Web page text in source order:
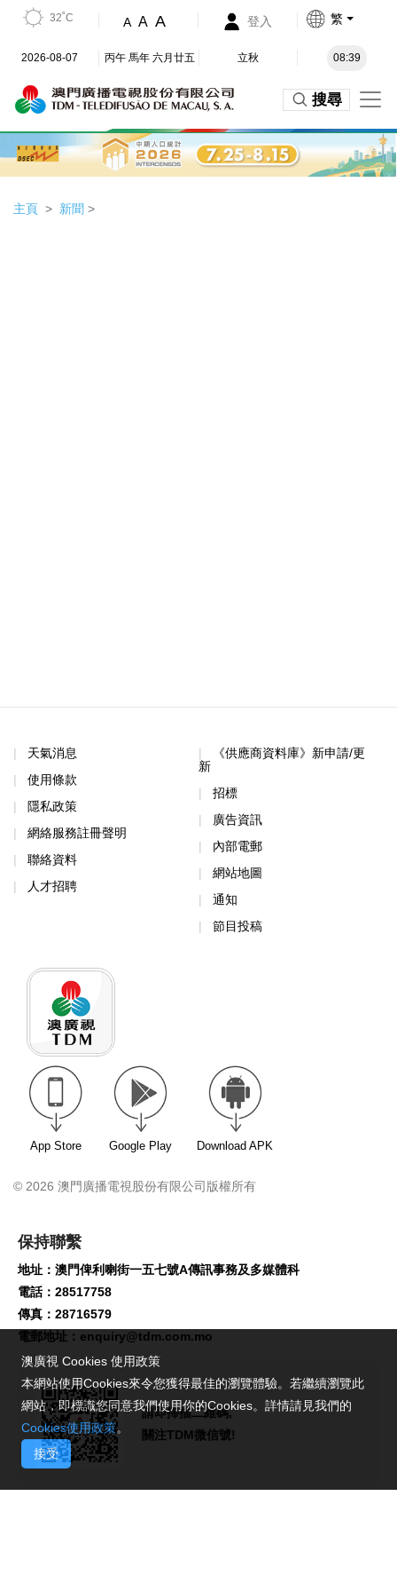
32˚C A A A 登入 繁
2026-08-07 丙午 馬年 六月廿五 立秋 08:39
搜尋
主頁 新聞 >
天氣消息
使用條款
隱私政策
網絡服務註冊聲明
聯絡資料
人才招聘
《供應商資料庫》新申請/更
新
招標
廣告資訊
內部電郵
網站地圖
通知
節目投稿
App Store Google Play Download APK
© 2026 澳門廣播電視股份有限公司版權所有
保持聯繫
地址：澳門俾利喇街一五七號A傳訊事務及多媒體科
電話：28517758
傳真：28716579
電郵地址： enquiry@tdm.com.mo
請即掃描二維碼,
關注TDM微信號!
澳廣視 Cookies 使用政策
本網站使用Cookies來令您獲得最佳的瀏覽體驗。若繼續瀏覽此
網站，即標識您同意我們使用你的Cookies。詳情請見我們的
Cookies使用政策。
接受